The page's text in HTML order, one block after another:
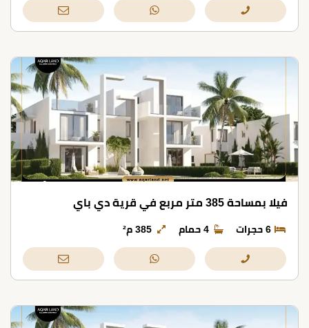
فيلا بمساحة 385 متر مربع في قرية دي باي
6 حجرات 4 حمام 385 م²